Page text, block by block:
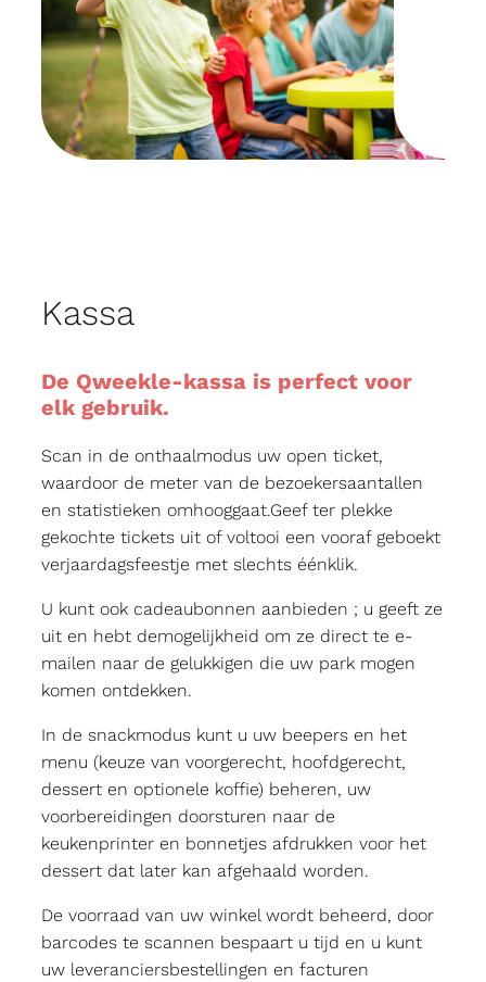
Kassa
De Qweekle-kassa is perfect voor
elk gebruik.
Scan in de onthaalmodus uw open ticket,
waardoor de meter van de bezoekersaantallen
en statistieken omhooggaat.Geef ter plekke
gekochte tickets uit of voltooi een vooraf geboekt
verjaardagsfeestje met slechts éénklik.
U kunt ook cadeaubonnen aanbieden ; u geeft ze
uit en hebt demogelijkheid om ze direct te e-
mailen naar de gelukkigen die uw park mogen
komen ontdekken.
In de snackmodus kunt u uw beepers en het
menu (keuze van voorgerecht, hoofdgerecht,
dessert en optionele koffie) beheren, uw
voorbereidingen doorsturen naar de
keukenprinter en bonnetjes afdrukken voor het
dessert dat later kan afgehaald worden.
De voorraad van uw winkel wordt beheerd, door
barcodes te scannen bespaart u tijd en u kunt
uw leveranciersbestellingen en facturen